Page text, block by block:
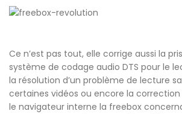
Ce n’est pas tout, elle corrige aussi la
système de codage audio DTS pour le
la résolution d’un problème de lecture
certaines vidéos ou encore la
le navigateur interne la freebox